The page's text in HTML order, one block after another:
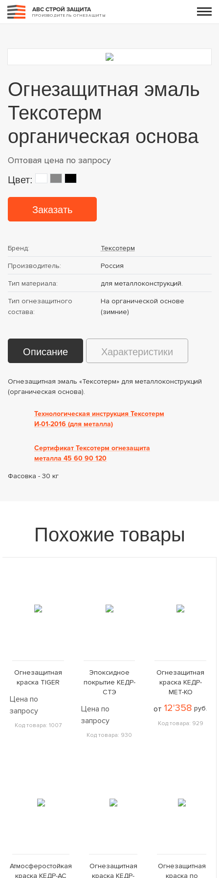
АВС СТРОЙ ЗАЩИТА
ПРОИЗВОДИТЕЛЬ ОГНЕЗАЩИТЫ
Огнезащитная эмаль
Тексотерм
органическая основа
Оптовая цена по запросу
Цвет:
Заказать
Бренд: Тексотерм
Производитель: Россия
Тип материала: для металлоконструкций.
Тип огнезащитного
состава:
На органической основе
(зимние)
Описание Характеристики
Огнезащитная эмаль «Тексотерм» для металлоконструкций
(органическая основа).
Технологическая инструкция Тексотерм
И-01-2016 (для металла)
Сертификат Тексотерм огнезащита
металла 45 60 90 120
Фасовка - 30 кг
Похожие товары
Огнезащитная
краска TIGER
Цена по
запросу
Код товара: 1007
Эпоксидное
покрытие КЕДР-
СТЭ
Цена по
запросу
Код товара: 930
Огнезащитная
краска КЕДР-
МЕТ-КО
от 12'358 руб.
Код товара: 929
Атмосферостойкая
краска КЕДР-АС
Огнезащитная
краска КЕДР-
Огнезащитная
краска по